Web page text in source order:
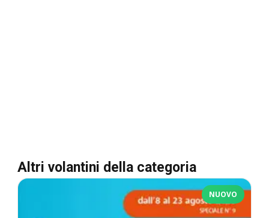
Altri volantini della categoria
NUOVO